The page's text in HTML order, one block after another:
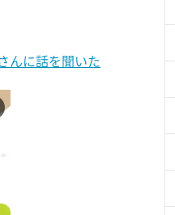
んに話を聞いた